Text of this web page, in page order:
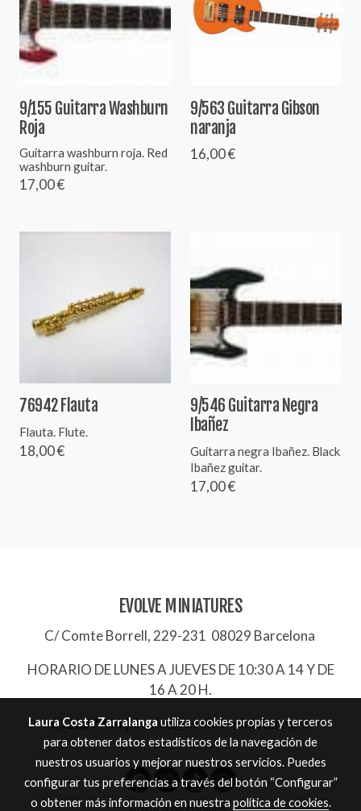
9/155 Guitarra Washburn
Roja
Guitarra washburn roja. Red
washburn guitar.
17,00 €
9/563 Guitarra Gibson
naranja
16,00 €
76942 Flauta
Flauta. Flute.
18,00 €
9/546 Guitarra Negra
Ibañez
Guitarra negra Ibañez. Black
Ibañez guitar.
17,00 €
EVOLVE MINIATURES
C/ Comte Borrell, 229-231 08029 Barcelona
HORARIO DE LUNES A JUEVES DE 10:30 A 14 Y DE
16 A 20 H.
932657744|evolve@evolve-miniatures.es
Política de cookies
Laura Costa Zarralanga utiliza cookies propias y terceros
para obtener datos estadísticos de la navegación de
nuestros usuarios y mejorar nuestros servicios. Puedes
configurar tus preferencias a través del botón “Configurar”
o obtener más información en nuestra política de cookies.